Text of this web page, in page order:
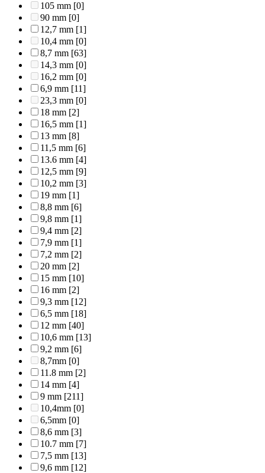
105 mm [0]
90 mm [0]
12,7 mm [1]
10,4 mm [0]
8,7 mm [63]
14,3 mm [0]
16,2 mm [0]
6,9 mm [11]
23,3 mm [0]
18 mm [2]
16,5 mm [1]
13 mm [8]
11,5 mm [6]
13.6 mm [4]
12,5 mm [9]
10,2 mm [3]
19 mm [1]
8,8 mm [6]
9,8 mm [1]
9,4 mm [2]
7,9 mm [1]
7,2 mm [2]
20 mm [2]
15 mm [10]
16 mm [2]
9,3 mm [12]
6,5 mm [18]
12 mm [40]
10,6 mm [13]
9,2 mm [6]
8,7mm [0]
11.8 mm [2]
14 mm [4]
9 mm [211]
10,4mm [0]
6,5mm [0]
8,6 mm [3]
10.7 mm [7]
7,5 mm [13]
9,6 mm [12]